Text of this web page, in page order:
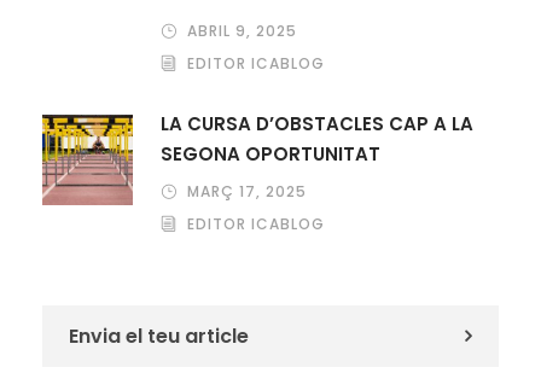
ABRIL 9, 2025
EDITOR ICABLOG
LA CURSA D’OBSTACLES CAP A LA
SEGONA OPORTUNITAT
MARÇ 17, 2025
EDITOR ICABLOG
Envia el teu article